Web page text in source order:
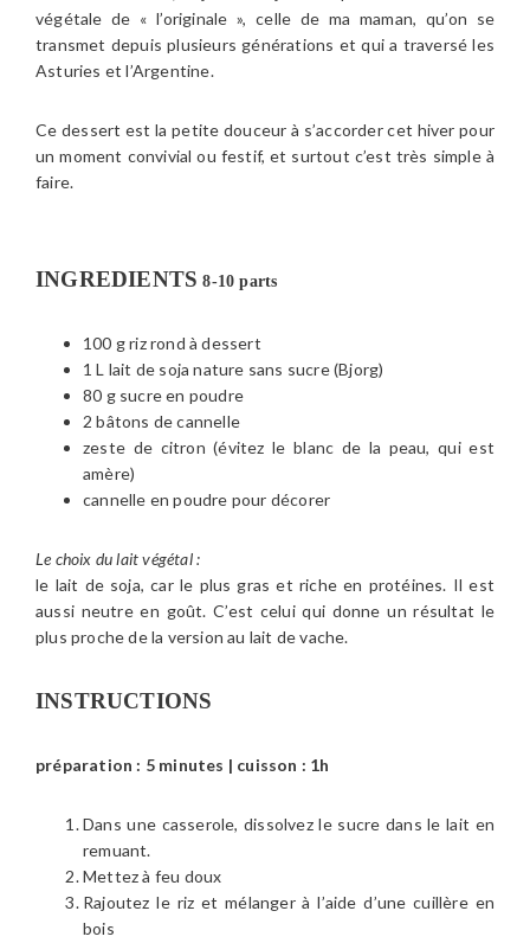
végétale de « l’originale », celle de ma maman, qu’on se
transmet depuis plusieurs générations et qui a traversé les
Asturies et l’Argentine.
Ce dessert est la petite douceur à s’accorder cet hiver pour
un moment convivial ou festif, et surtout c’est très simple à
faire.
INGREDIENTS 8-10 parts
100 g riz rond à dessert
1 L lait de soja nature sans sucre (Bjorg)
80 g sucre en poudre
2 bâtons de cannelle
zeste de citron (évitez le blanc de la peau, qui est
amère)
cannelle en poudre pour décorer
Le choix du lait végétal :
le lait de soja, car le plus gras et riche en protéines. Il est
aussi neutre en goût. C’est celui qui donne un résultat le
plus proche de la version au lait de vache.
INSTRUCTIONS
préparation : 5 minutes | cuisson : 1h
Dans une casserole, dissolvez le sucre dans le lait en
remuant.
Mettez à feu doux
Rajoutez le riz et mélanger à l’aide d’une cuillère en
bois